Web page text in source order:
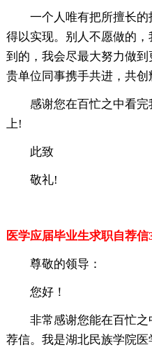
一个人唯有把所擅长
得以实现。别人不愿做的
到的，我会尽最大努力做
贵单位同事携手共进，共创
感谢您在百忙之中看
上!
此致
敬礼!
医学应届毕业生求职自荐信
尊敬的领导：
您好！
非常感谢您能在百忙
荐信。我是湖北民族学院